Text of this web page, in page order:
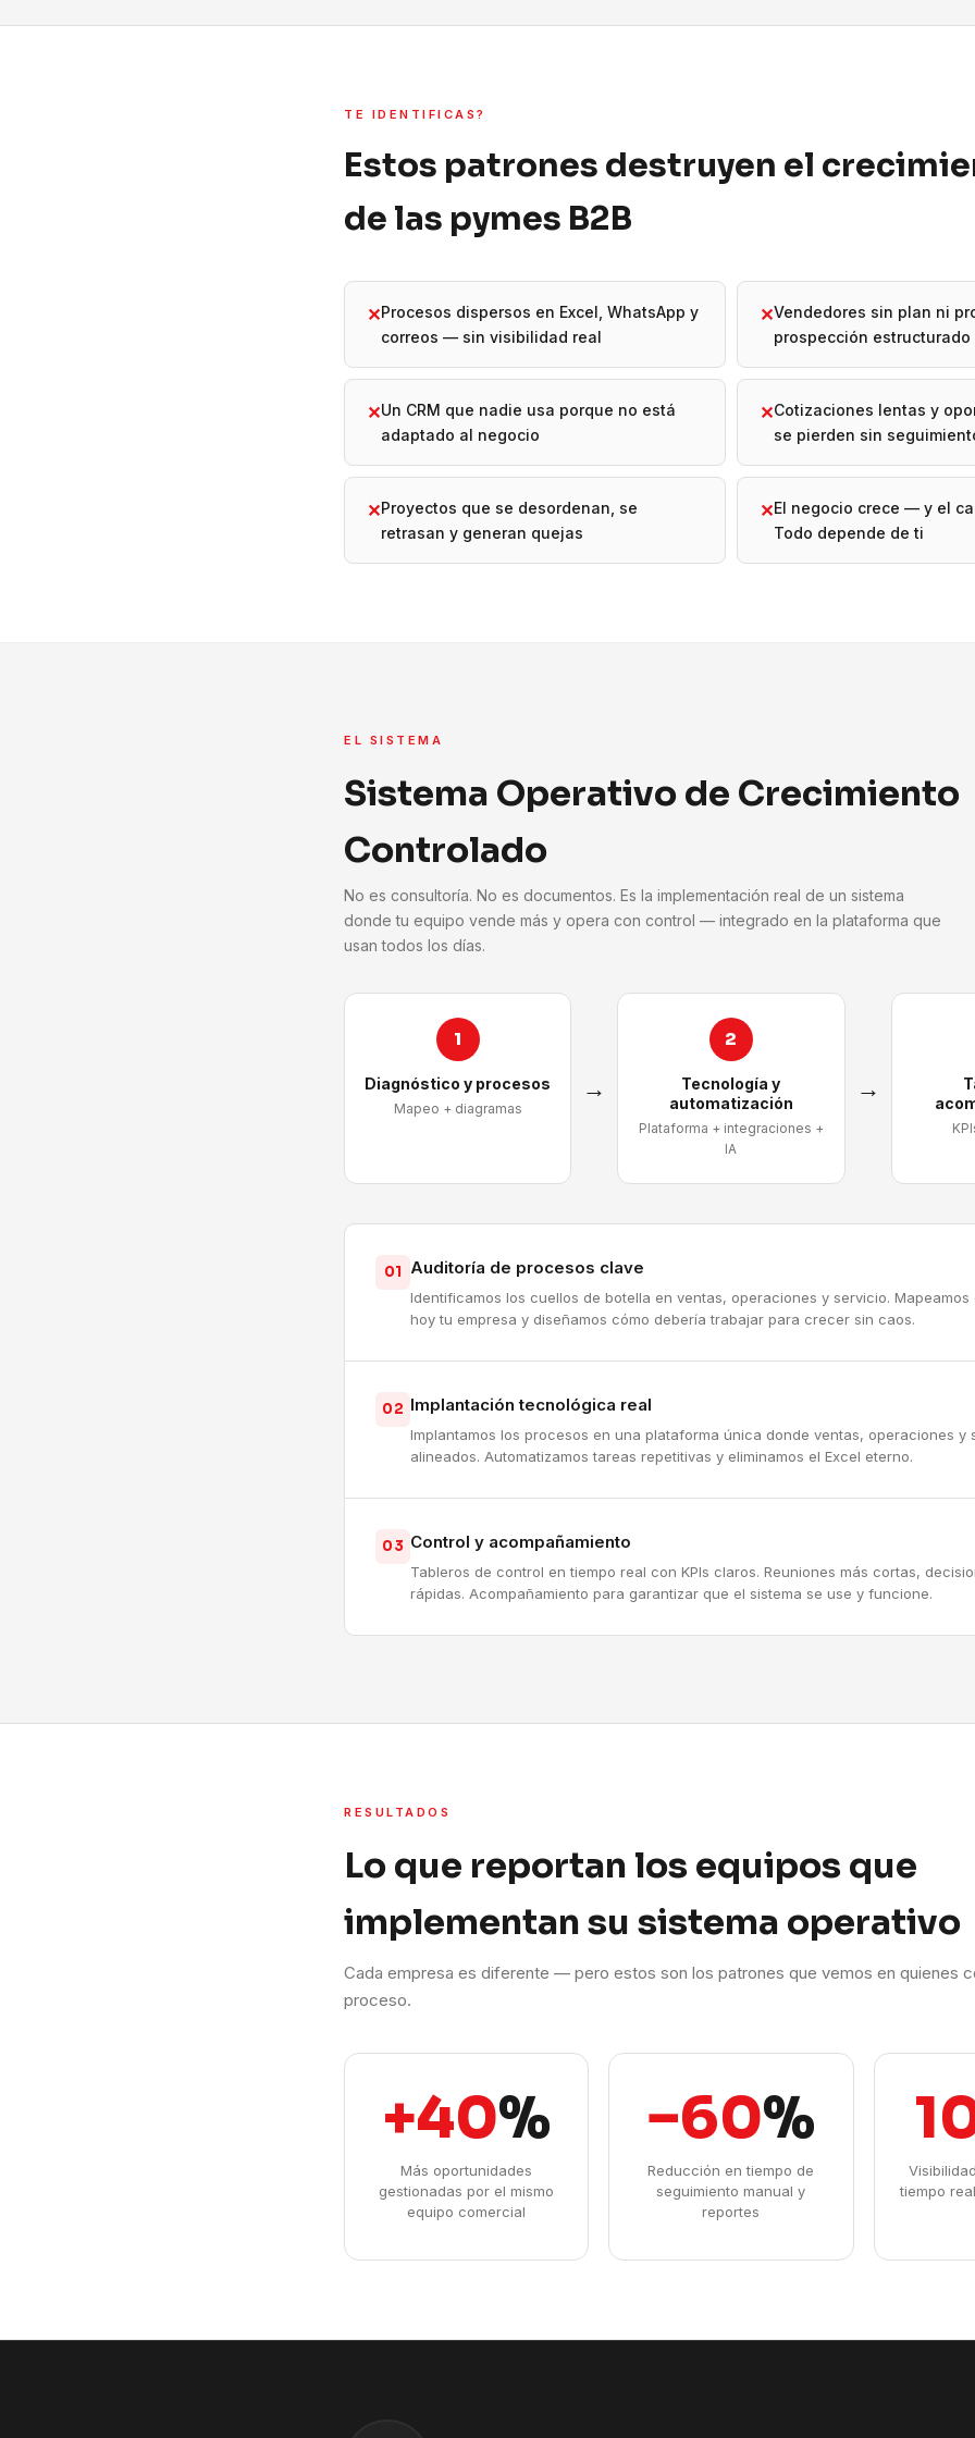
TE IDENTIFICAS?
Estos patrones destruyen el
de las pymes B2B
✕Procesos dispersos en Excel, WhatsApp y
correos — sin visibilidad real
✕Vendedores sin plan ni
prospección estructurado
✕Un CRM que nadie usa porque no está
adaptado al negocio
✕Cotizaciones lentas y
se pierden sin
✕Proyectos que se desordenan, se
retrasan y generan quejas
✕El negocio crece — y el
Todo depende de ti
EL SISTEMA
Sistema Operativo de Crecimiento
Controlado
No es consultoría. No es documentos. Es la implementación real de un sistema
donde tu equipo vende más y opera con control — integrado en la plataforma que
usan todos los días.
1
Diagnóstico y procesos
Mapeo + diagramas
→
2
Tecnología y
automatización
Plataforma + integraciones +
IA
→
01 Auditoría de procesos clave
Identificamos los cuellos de botella en ventas, operaciones y servicio. Mapeamos
hoy tu empresa y diseñamos cómo debería trabajar para crecer sin caos.
02 Implantación tecnológica real
Implantamos los procesos en una plataforma única donde ventas, operaciones y
alineados. Automatizamos tareas repetitivas y eliminamos el Excel eterno.
03 Control y acompañamiento
Tableros de control en tiempo real con KPIs claros. Reuniones más cortas,
rápidas. Acompañamiento para garantizar que el sistema se use y funcione.
RESULTADOS
Lo que reportan los equipos que
implementan su sistema operativo
Cada empresa es diferente — pero estos son los patrones que vemos en quienes
proceso.
+40%
Más oportunidades
gestionadas por el mismo
equipo comercial
−60%
Reducción en tiempo de
seguimiento manual y
reportes
tiempo